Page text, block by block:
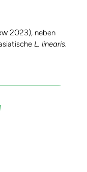
2023), neben
L. linearis.